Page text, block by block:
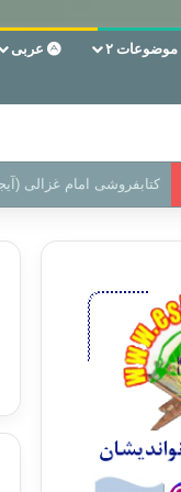
موضوعات ۲ عربی
سر دفتر فساد در زمین‌،